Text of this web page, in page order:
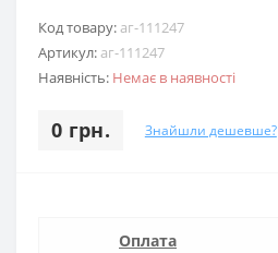
Код товару: аг-111247
Артикул: аг-111247
Наявність: Немає в наявності
0 грн. Знайшли дешевше?
Оплата